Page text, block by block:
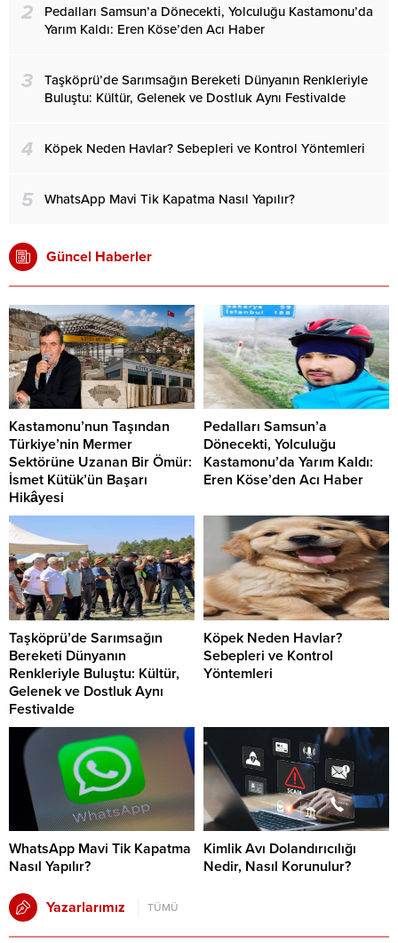
2
Pedalları Samsun’a Dönecekti, Yolculuğu Kastamonu’da
Yarım Kaldı: Eren Köse’den Acı Haber
3
Taşköprü’de Sarımsağın Bereketi Dünyanın Renkleriyle
Buluştu: Kültür, Gelenek ve Dostluk Aynı Festivalde
4 Köpek Neden Havlar? Sebepleri ve Kontrol Yöntemleri
5 WhatsApp Mavi Tik Kapatma Nasıl Yapılır?
Güncel Haberler
Kastamonu’nun Taşından
Türkiye’nin Mermer
Sektörüne Uzanan Bir Ömür:
İsmet Kütük’ün Başarı
Hikâyesi
Pedalları Samsun’a
Dönecekti, Yolculuğu
Kastamonu’da Yarım Kaldı:
Eren Köse’den Acı Haber
Taşköprü’de Sarımsağın
Bereketi Dünyanın
Renkleriyle Buluştu: Kültür,
Gelenek ve Dostluk Aynı
Festivalde
Köpek Neden Havlar?
Sebepleri ve Kontrol
Yöntemleri
WhatsApp Mavi Tik Kapatma
Nasıl Yapılır?
Kimlik Avı Dolandırıcılığı
Nedir, Nasıl Korunulur?
Yazarlarımız TÜMÜ